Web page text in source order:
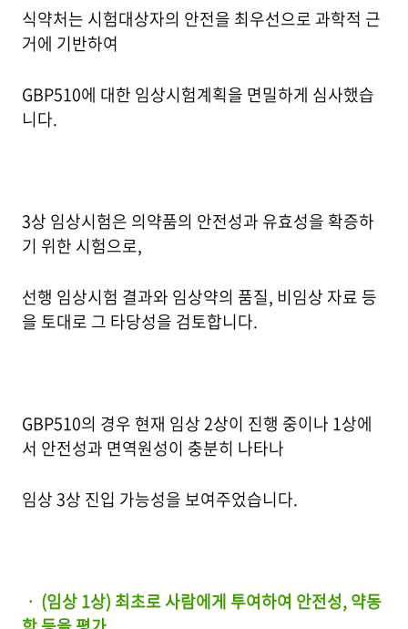
식약처는 시험대상자의 안전을 최우선으로 과학적 근
거에 기반하여
GBP510에 대한 임상시험계획을 면밀하게 심사했습
니다.
3상 임상시험은 의약품의 안전성과 유효성을 확증하
기 위한 시험으로,
선행 임상시험 결과와 임상약의 품질, 비임상 자료 등
을 토대로 그 타당성을 검토합니다.
GBP510의 경우 현재 임상 2상이 진행 중이나 1상에
서 안전성과 면역원성이 충분히 나타나
임상 3상 진입 가능성을 보여주었습니다.
ㆍ (임상 1상) 최초로 사람에게 투여하여 안전성, 약동